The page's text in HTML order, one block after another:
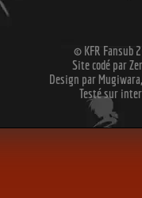
© KFR Fansub
Site codé par
Design par
Testé sur